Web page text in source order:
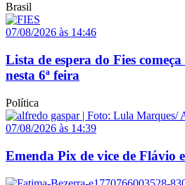
Brasil
07/08/2026 às 14:46
Lista de espera do Fies
nesta 6ª feira
Política
07/08/2026 às 14:39
Emenda Pix de vice de Flávio